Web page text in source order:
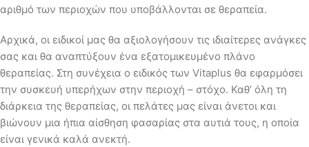
αριθμό των περιοχών που υποβάλλονται σε θεραπεία.
Αρχικά, οι ειδικοί μας θα αξιολογήσουν τις ιδιαίτερες ανάγκες
σας και θα αναπτύξουν ένα εξατομικευμένο πλάνο
θεραπείας. Στη συνέχεια ο ειδικός των Vitaplus θα εφαρμόσει
την συσκευή υπερήχων στην περιοχή – στόχο. Καθ’ όλη τη
διάρκεια της θεραπείας, οι πελάτες μας είναι άνετοι και
βιώνουν μια ήπια αίσθηση φασαρίας στα αυτιά τους, η οποία
είναι γενικά καλά ανεκτή.